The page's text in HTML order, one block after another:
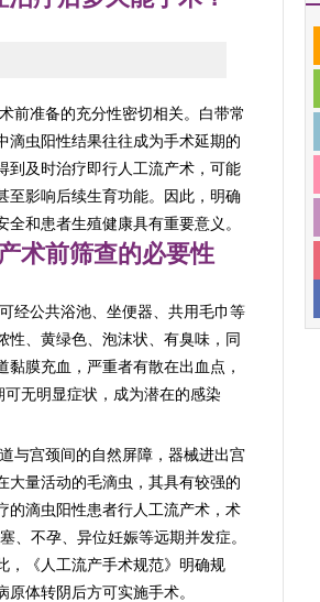
前准备的充分性密切相关。白带常
滴虫阳性结果往往成为手术延期的
到及时治疗即行人工流产术，可能
至影响后续生育功能。因此，明确
和患者生殖健康具有重要意义。
术前筛查的必要性
经公共浴池、坐便器、共用毛巾等
性、黄绿色、泡沫状、有臭味，同
膜充血，严重者有散在出血点，
无明显症状，成为潜在的感染
与宫颈间的自然屏障，器械进出宫
大量活动的毛滴虫，其具有较强的
的滴虫阳性患者行人工流产术，术
、不孕、异位妊娠等远期并发症。
，《人工流产手术规范》明确规
体转阴后方可实施手术。